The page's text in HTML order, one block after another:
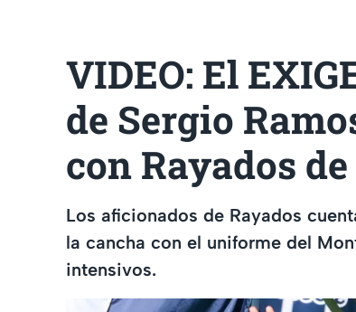
VIDEO: El
de Sergio
con Rayados
Los aficionados de Rayados
la cancha con el uniforme del
intensivos.